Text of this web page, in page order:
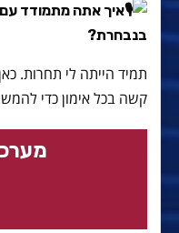
איך אתה מתמודד
בנבחרת?
תמיד הייתה לי תחרות.
קשה בכל אימון כדי